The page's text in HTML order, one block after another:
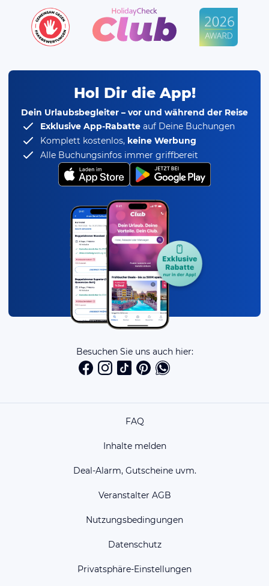
Hol Dir die App!
Dein Urlaubsbegleiter – vor und während der Reise
Exklusive App-Rabatte auf Deine Buchungen
Komplett kostenlos, keine Werbung
Alle Buchungsinfos immer griffbereit
Besuchen Sie uns auch hier:
FAQ
Inhalte melden
Deal-Alarm, Gutscheine uvm.
Veranstalter AGB
Nutzungsbedingungen
Datenschutz
Privatsphäre-Einstellungen